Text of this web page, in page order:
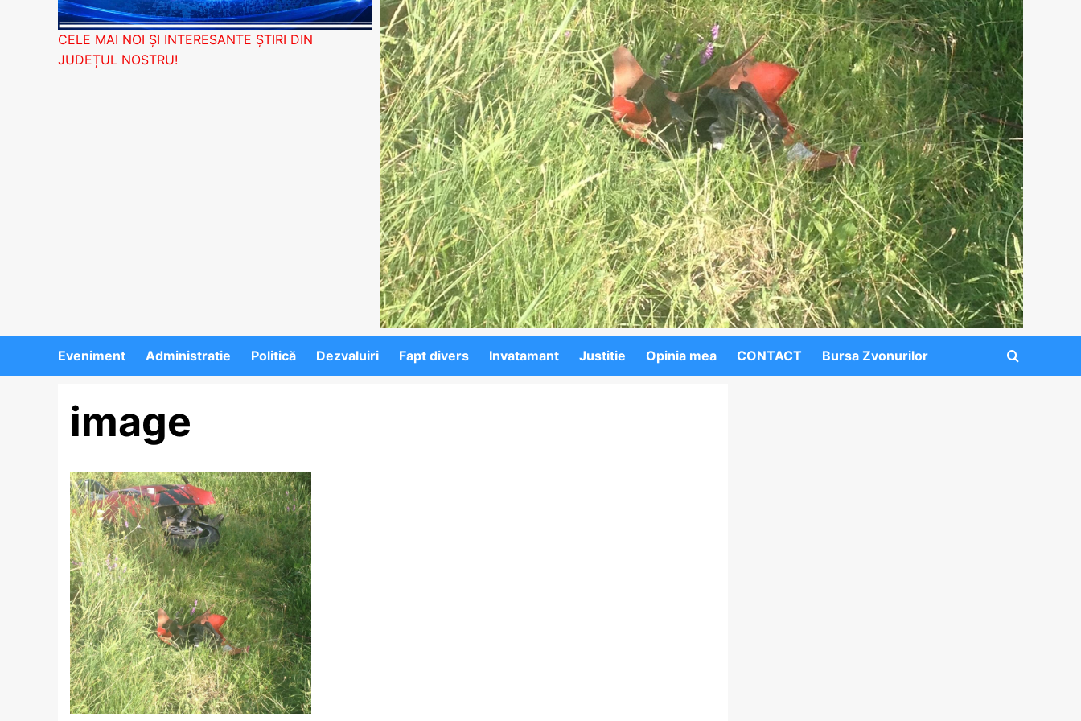
CELE MAI NOI ȘI INTERESANTE ȘTIRI DIN
JUDEȚUL NOSTRU!
Eveniment Administratie Politică Dezvaluiri Fapt divers Invatamant Justitie Opinia mea CONTACT Bursa Zvonurilor
image